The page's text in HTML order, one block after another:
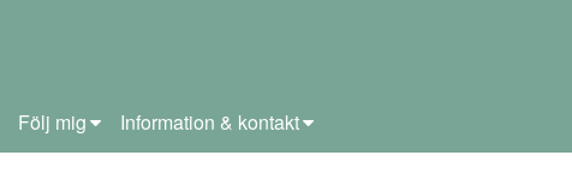
Följ mig Information & kontakt